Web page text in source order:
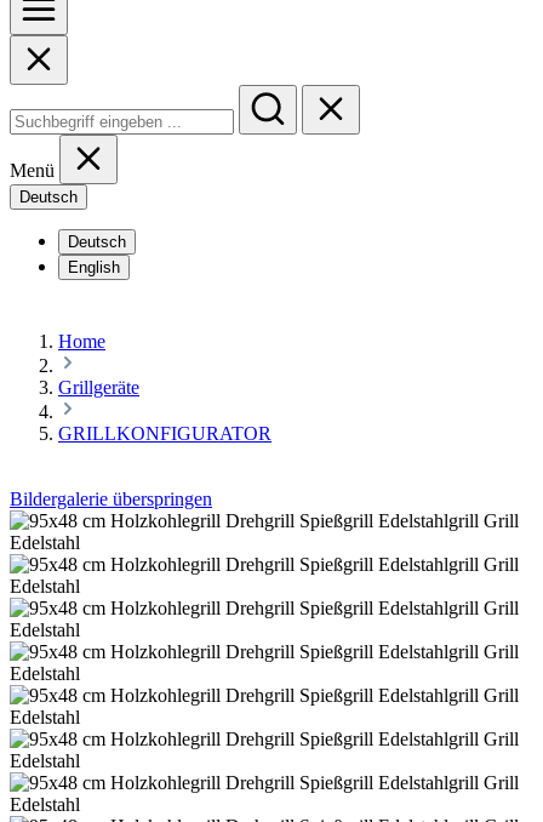
Menü
Deutsch
Deutsch
English
Home
Grillgeräte
GRILLKONFIGURATOR
Bildergalerie überspringen